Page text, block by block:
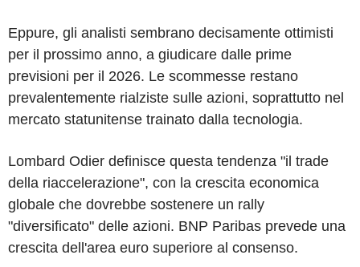
Eppure, gli analisti sembrano decisamente ottimisti
per il prossimo anno, a giudicare dalle prime
previsioni per il 2026. Le scommesse restano
prevalentemente rialziste sulle azioni, soprattutto nel
mercato statunitense trainato dalla tecnologia.
Lombard Odier definisce questa tendenza "il trade
della riaccelerazione", con la crescita economica
globale che dovrebbe sostenere un rally
"diversificato" delle azioni. BNP Paribas prevede una
crescita dell'area euro superiore al consenso.